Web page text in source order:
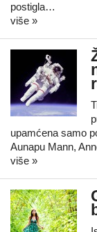
postigla…
više »
upamćena samo
Aunapu Mann,
više »